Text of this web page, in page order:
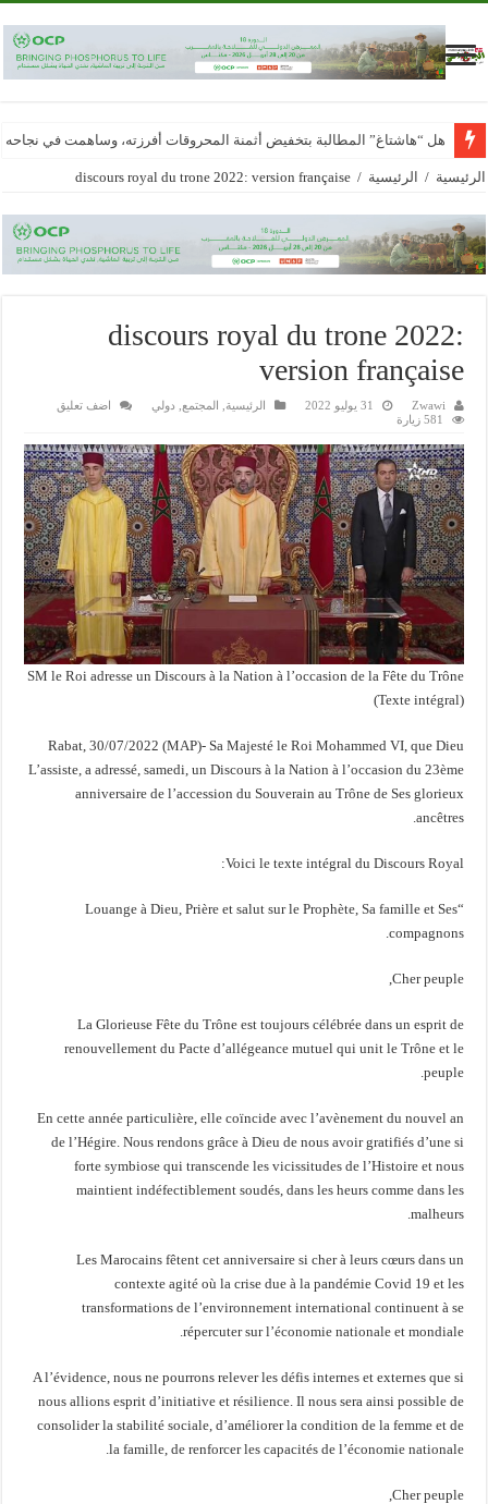
هل “هاشتاغ” المطالبة بتخفيض أثمنة المحروقات أفرزته، وساهمت في
الرئيسية / الرئيسية /
discours royal du trone 2022: version française
discours royal du trone 2022:
version française
Zwawi 31 يوليو 2022 الرئيسية المجتمع دولي
اضف تعليق
581 زيارة
SM le Roi adresse un Discours à la Nation à l’occasion de la Fête du Trône
(Texte intégral)
Rabat, 30/07/2022 (MAP)- Sa Majesté le Roi Mohammed VI, que Dieu
L’assiste, a adressé, samedi, un Discours à la Nation à l’occasion du 23ème
anniversaire de l’accession du Souverain au Trône de Ses glorieux
ancêtres.
Voici le texte intégral du Discours Royal:
“Louange à Dieu, Prière et salut sur le Prophète, Sa famille et Ses
compagnons.
Cher peuple,
La Glorieuse Fête du Trône est toujours célébrée dans un esprit de
renouvellement du Pacte d’allégeance mutuel qui unit le Trône et le
peuple.
En cette année particulière, elle coïncide avec l’avènement du nouvel an
de l’Hégire. Nous rendons grâce à Dieu de nous avoir gratifiés d’une si
forte symbiose qui transcende les vicissitudes de l’Histoire et nous
maintient indéfectiblement soudés, dans les heurs comme dans les
malheurs.
Les Marocains fêtent cet anniversaire si cher à leurs cœurs dans un
contexte agité où la crise due à la pandémie Covid 19 et les
transformations de l’environnement international continuent à se
répercuter sur l’économie nationale et mondiale.
A l’évidence, nous ne pourrons relever les défis internes et externes que si
nous allions esprit d’initiative et résilience. Il nous sera ainsi possible de
consolider la stabilité sociale, d’améliorer la condition de la femme et de
la famille, de renforcer les capacités de l’économie nationale.
Cher peuple,